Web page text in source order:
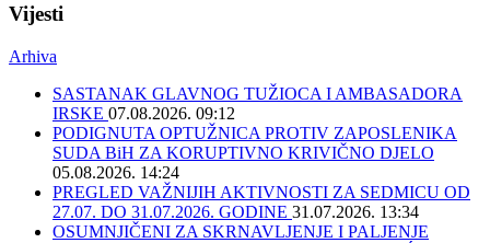
Vijesti
Arhiva
SASTANAK GLAVNOG TUŽIOCA I AMBASADORA
IRSKE 07.08.2026. 09:12
PODIGNUTA OPTUŽNICA PROTIV ZAPOSLENIKA
SUDA BiH ZA KORUPTIVNO KRIVIČNO DJELO
05.08.2026. 14:24
PREGLED VAŽNIJIH AKTIVNOSTI ZA SEDMICU OD
27.07. DO 31.07.2026. GODINE 31.07.2026. 13:34
OSUMNJIČENI ZA SKRNAVLJENJE I PALJENJE